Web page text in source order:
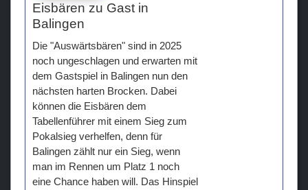
Eisbären zu Gast in
Balingen
Die "Auswärtsbären" sind in 2025
noch ungeschlagen und erwarten mit
dem Gastspiel in Balingen nun den
nächsten harten Brocken. Dabei
können die Eisbären dem
Tabellenführer mit einem Sieg zum
Pokalsieg verhelfen, denn für
Balingen zählt nur ein Sieg, wenn
man im Rennen um Platz 1 noch
eine Chance haben will. Das Hinspiel